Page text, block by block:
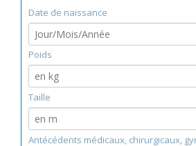
Date de naissance
Poids
Taille
Antécédents médicaux, chirurgicaux,